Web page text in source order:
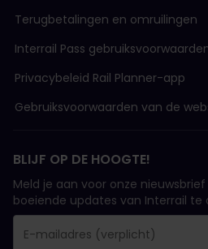
Terugbetalingen en omruilingen
Interrail Pass
Privacybeleid Rail Planner-app
Gebruiksvoorwaarden van de
BLIJF OP DE HOOGTE!
Meld je aan voor onze
boeiende updates van Interrail te